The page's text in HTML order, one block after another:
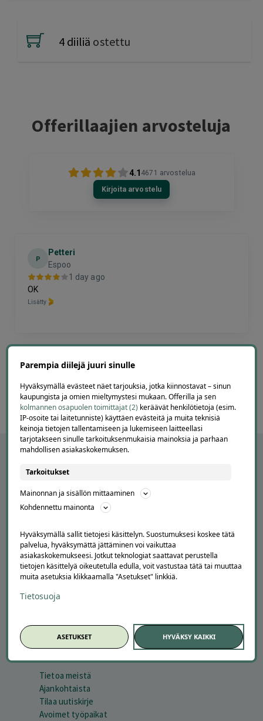
4 diiliä ostettu
Offerillaajien arvosteluja
4.1 4671 arvostelua
Kirjoita arvostelu
P
Petteri
Espoo
1 day ago
OK
Lisätty
Page
APUA JA NEUVOJA
Peruuta tilaus
Asiakaspalvelu
TUTUSTU MEIHIN
Tietoa meistä
Ajankohtaista
Tilaa uutiskirje
Avoimet työpaikat
Parempia diilejä juuri sinulle
Hyväksymällä evästeet näet tarjouksia, jotka kiinnostavat – sinun
kaupungista ja omien mieltymystesi mukaan. Offerilla ja sen
kolmannen osapuolen toimittajat (2) keräävät henkilötietoja (esim.
IP-osoite tai laitetunniste) käyttäen evästeitä ja muita teknisiä
keinoja tietojen tallentamiseen ja lukemiseen laitteellasi
tarjotakseen sinulle tarkoituksenmukaisia mainoksia ja parhaan
mahdollisen asiakaskokemuksen.
Tarkoitukset
Mainonnan ja sisällön mittaaminen
Kohdennettu mainonta
Hyväksymällä sallit tietojesi käsittelyn. Suostumuksesi koskee tätä
palvelua, hyväksymättä jättäminen voi vaikuttaa
asiakaskokemukseesi. Jotkut teknologiat saattavat perustella
tietojen käsittelyä oikeutetulla edulla, voit vastustaa tätä tai muuttaa
muita asetuksia klikkaamalla "Asetukset" linkkiä.
Tietosuoja
ASETUKSET HYVÄKSY KAIKKI